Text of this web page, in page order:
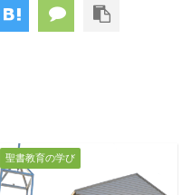
聖書教育の学び